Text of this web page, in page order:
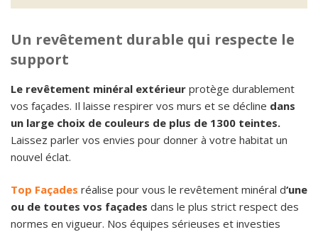
Un revêtement durable qui respecte le
support
Le revêtement minéral extérieur protège durablement
vos façades. Il laisse respirer vos murs et se décline dans
un large choix de couleurs de plus de 1300 teintes.
Laissez parler vos envies pour donner à votre habitat un
nouvel éclat.
Top Façades réalise pour vous le revêtement minéral d‘une
ou de toutes vos façades dans le plus strict respect des
normes en vigueur. Nos équipes sérieuses et investies